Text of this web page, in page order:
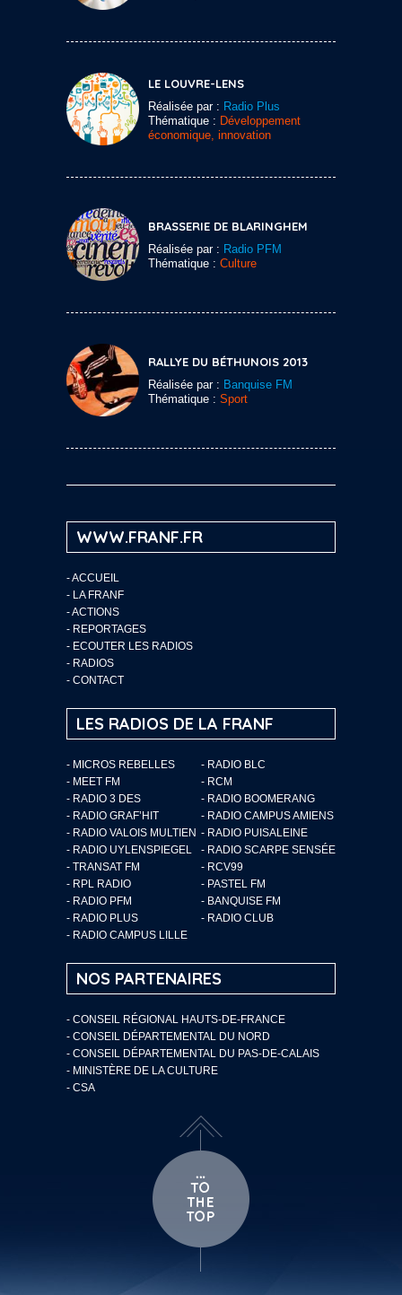
LE LOUVRE-LENS
Réalisée par : Radio Plus
Thématique : Développement
économique, innovation
BRASSERIE DE BLARINGHEM
Réalisée par : Radio PFM
Thématique : Culture
RALLYE DU BÉTHUNOIS 2013
Réalisée par : Banquise FM
Thématique : Sport
WWW.FRANF.FR
-ACCUEIL
- LA FRANF
-ACTIONS
- REPORTAGES
- ECOUTER LES RADIOS
- RADIOS
- CONTACT
LES RADIOS DE LA FRANF
- MICROS REBELLES
- RADIO BLC
- MEET FM
- RCM
- RADIO 3 DES
- RADIO BOOMERANG
- RADIO GRAF’HIT
- RADIO CAMPUS AMIENS
- RADIO VALOIS MULTIEN - RADIO PUISALEINE
- RADIO UYLENSPIEGEL
- RADIO SCARPE SENSÉE
- TRANSAT FM
- RCV99
- RPL RADIO
- PASTEL FM
- RADIO PFM
- BANQUISE FM
- RADIO PLUS
- RADIO CLUB
- RADIO CAMPUS LILLE
NOS PARTENAIRES
- CONSEIL RÉGIONAL HAUTS-DE-FRANCE
- CONSEIL DÉPARTEMENTAL DU NORD
- CONSEIL DÉPARTEMENTAL DU PAS-DE-CALAIS
- MINISTÈRE DE LA CULTURE
- CSA